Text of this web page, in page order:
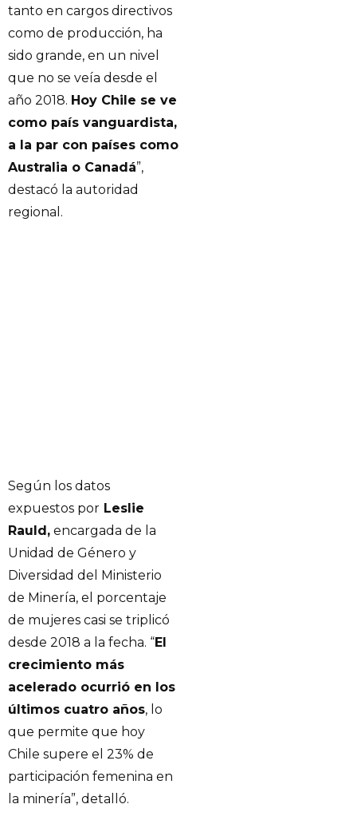
tanto en cargos directivos
como de producción, ha
sido grande, en un nivel
que no se veía desde el
año 2018. Hoy Chile se ve
como país vanguardista,
a la par con países como
Australia o Canadá”,
destacó la autoridad
regional.
Según los datos
expuestos por Leslie
Rauld, encargada de la
Unidad de Género y
Diversidad del Ministerio
de Minería, el porcentaje
de mujeres casi se triplicó
desde 2018 a la fecha. “El
crecimiento más
acelerado ocurrió en los
últimos cuatro años, lo
que permite que hoy
Chile supere el 23% de
participación femenina en
la minería”, detalló.